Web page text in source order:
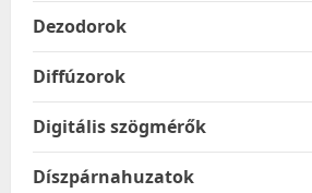
Dezodorok
Diffúzorok
Digitális szögmérők
Díszpárnahuzatok